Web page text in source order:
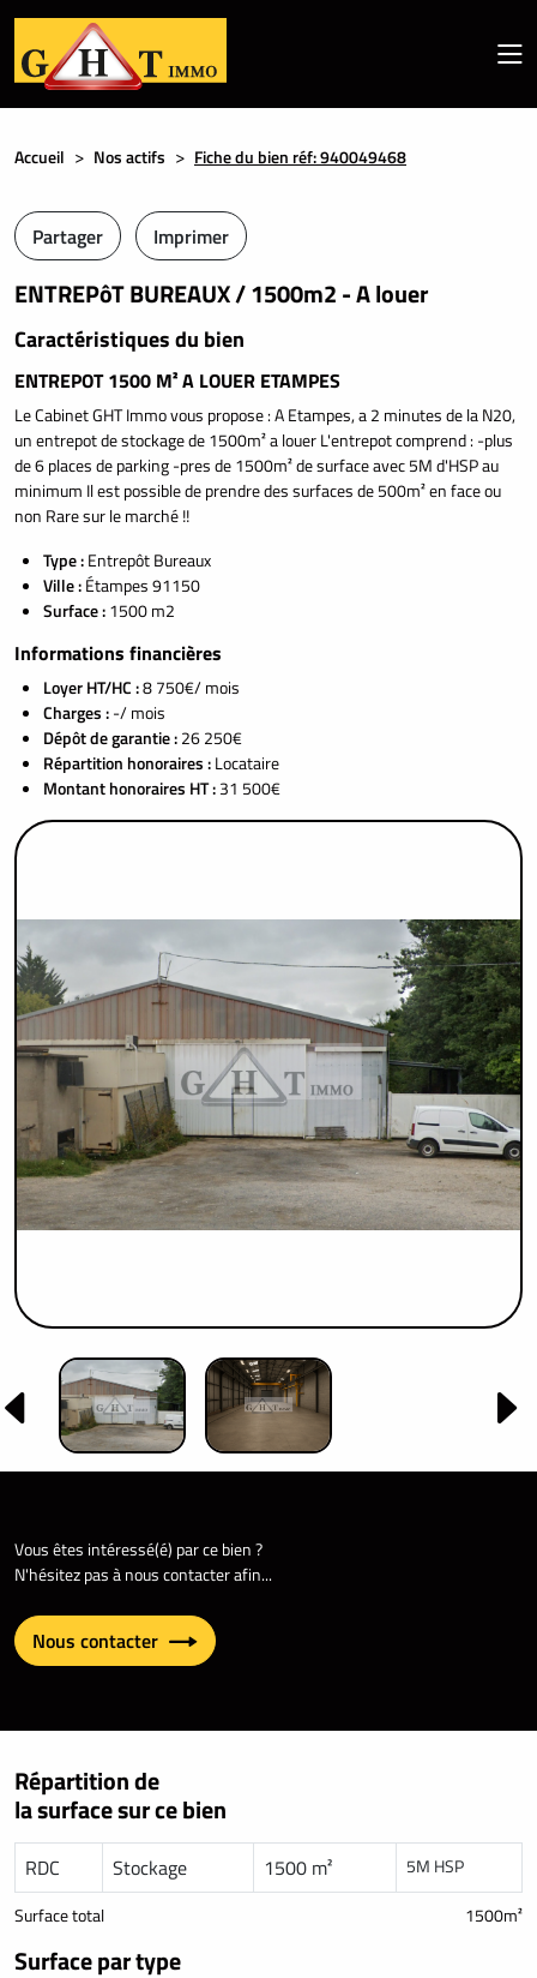
Accueil Nos actifs Fiche du bien réf: 940049468
ENTREPôT BUREAUX / 1500m2 - A louer
Caractéristiques du bien
Partager Imprimer
ENTREPOT 1500 M² A LOUER ETAMPES
Le Cabinet GHT Immo vous propose : A Etampes, a 2 minutes de la N20,
un entrepot de stockage de 1500m² a louer L'entrepot comprend : -plus
de 6 places de parking -pres de 1500m² de surface avec 5M d'HSP au
minimum Il est possible de prendre des surfaces de 500m² en face ou
non Rare sur le marché !!
Type :Entrepôt Bureaux
Ville :Étampes 91150
Surface :1500 m2
Informations financières
Loyer HT/HC :8 750€/ mois
Charges :-/ mois
Dépôt de garantie :26 250€
Répartition honoraires :Locataire
Montant honoraires HT :31 500€
Vous êtes intéressé(é) par ce bien ?
N'hésitez pas à nous contacter afin...
Nous contacter
Répartition de
la surface sur ce bien
RDC Stockage 1500 m²
5M HSP
Surface total
1500m²
Surface par type